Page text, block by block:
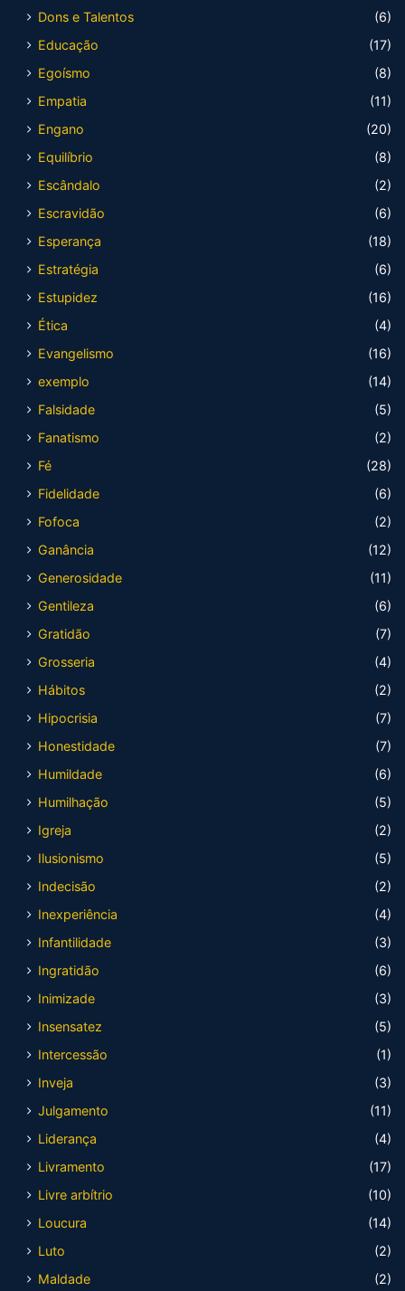
Dons e Talentos
(6)
Educação
(17)
Egoísmo
(8)
Empatia
(11)
Engano
(20)
Equilíbrio
(8)
Escândalo
(2)
Escravidão
(6)
Esperança
(18)
Estratégia
(6)
Estupidez
(16)
Ética
(4)
Evangelismo
(16)
exemplo
(14)
Falsidade
(5)
Fanatismo
(2)
Fé
(28)
Fidelidade
(6)
Fofoca
(2)
Ganância
(12)
Generosidade
(11)
Gentileza
(6)
Gratidão
(7)
Grosseria
(4)
Hábitos
(2)
Hipocrisia
(7)
Honestidade
(7)
Humildade
(6)
Humilhação
(5)
Igreja
(2)
Ilusionismo
(5)
Indecisão
(2)
Inexperiência
(4)
Infantilidade
(3)
Ingratidão
(6)
Inimizade
(3)
Insensatez
(5)
Intercessão
(1)
Inveja
(3)
Julgamento
(11)
Liderança
(4)
Livramento
(17)
Livre arbítrio
(10)
Loucura
(14)
Luto
(2)
Maldade
(2)